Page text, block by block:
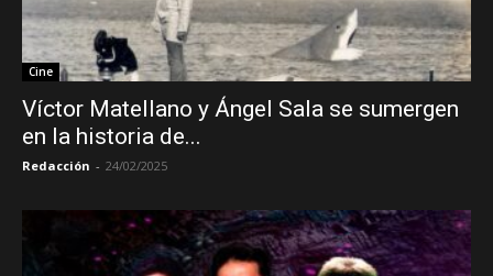
Cine
Víctor Matellano y Ángel Sala se sumergen
en la historia de...
Redacción - 24/02/2025